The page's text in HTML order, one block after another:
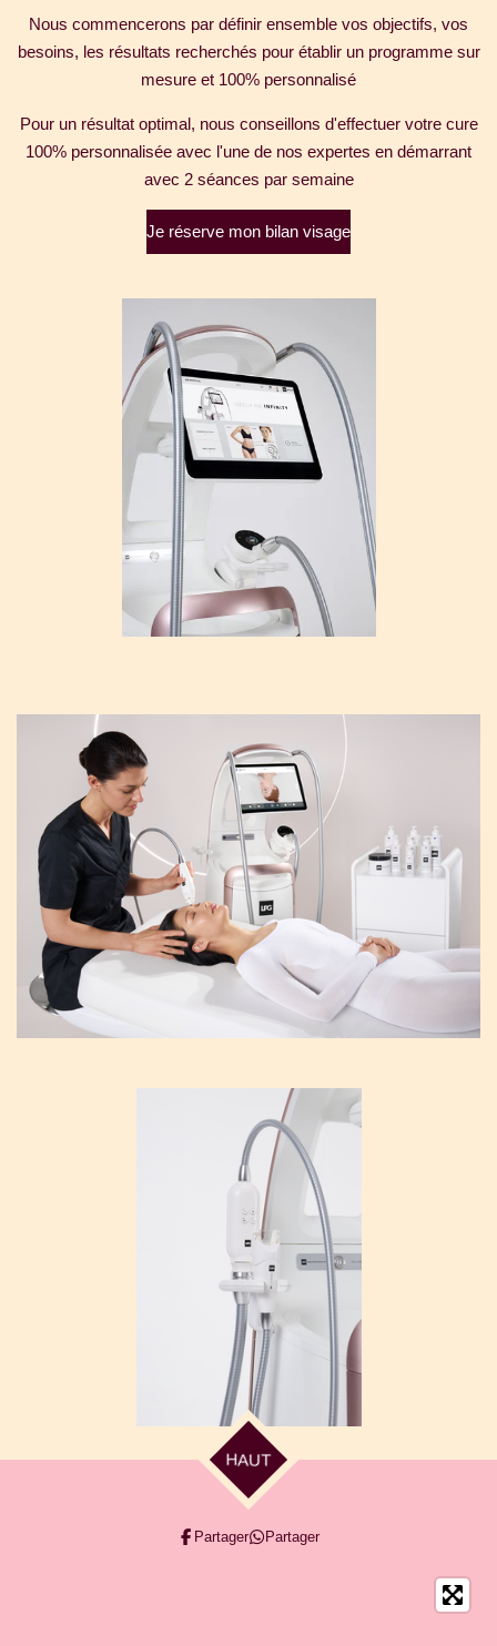
Nous commencerons par définir ensemble vos objectifs, vos
besoins, les résultats recherchés pour établir un programme sur
mesure et 100% personnalisé
Pour un résultat optimal, nous conseillons d'effectuer votre cure
100% personnalisée avec l'une de nos expertes en démarrant
avec 2 séances par semaine
Je réserve mon bilan visage
HAUT
Partager Partager